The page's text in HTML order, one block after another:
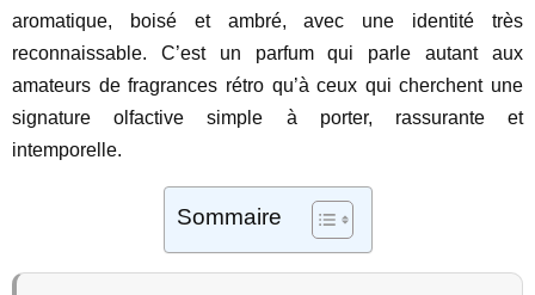
aromatique, boisé et ambré, avec une identité très
reconnaissable. C’est un parfum qui parle autant aux
amateurs de fragrances rétro qu’à ceux qui cherchent une
signature olfactive simple à porter, rassurante et
intemporelle.
Sommaire